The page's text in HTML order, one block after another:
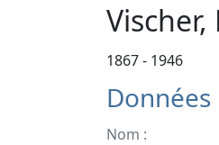
Vischer,
1867 - 1946
Nom :